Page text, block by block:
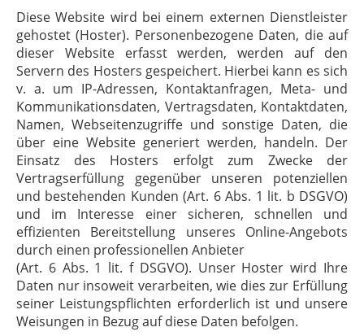
Diese Website wird bei einem externen Dienstleister
gehostet (Hoster). Personenbezogene Daten, die auf
dieser Website erfasst werden, werden auf den
Servern des Hosters gespeichert. Hierbei kann es sich
v. a. um IP-Adressen, Kontaktanfragen, Meta- und
Kommunikationsdaten, Vertragsdaten, Kontaktdaten,
Namen, Webseitenzugriffe und sonstige Daten, die
über eine Website generiert werden, handeln. Der
Einsatz des Hosters erfolgt zum Zwecke der
Vertragserfüllung gegenüber unseren potenziellen
und bestehenden Kunden (Art. 6 Abs. 1 lit. b DSGVO)
und im Interesse einer sicheren, schnellen und
effizienten Bereitstellung unseres Online-Angebots
durch einen professionellen Anbieter
(Art. 6 Abs. 1 lit. f DSGVO). Unser Hoster wird Ihre
Daten nur insoweit verarbeiten, wie dies zur Erfüllung
seiner Leistungspflichten erforderlich ist und unsere
Weisungen in Bezug auf diese Daten befolgen.